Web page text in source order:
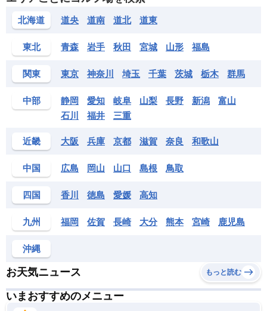
北海道 道央 道南 道北 道東
東北 青森 岩手 秋田 宮城 山形 福島
関東 東京 神奈川 埼玉 千葉 茨城 栃木 群馬
中部 静岡 愛知 岐阜 山梨 長野 新潟
富山
石川
福井 三重
近畿 大阪 兵庫 京都 滋賀 奈良 和歌山
中国 広島 岡山 山口 島根 鳥取
四国 香川 徳島 愛媛 高知
九州 福岡 佐賀 長崎 大分 熊本 宮崎 鹿児島
沖縄
お天気ニュース もっと読む
いまおすすめのメニュー